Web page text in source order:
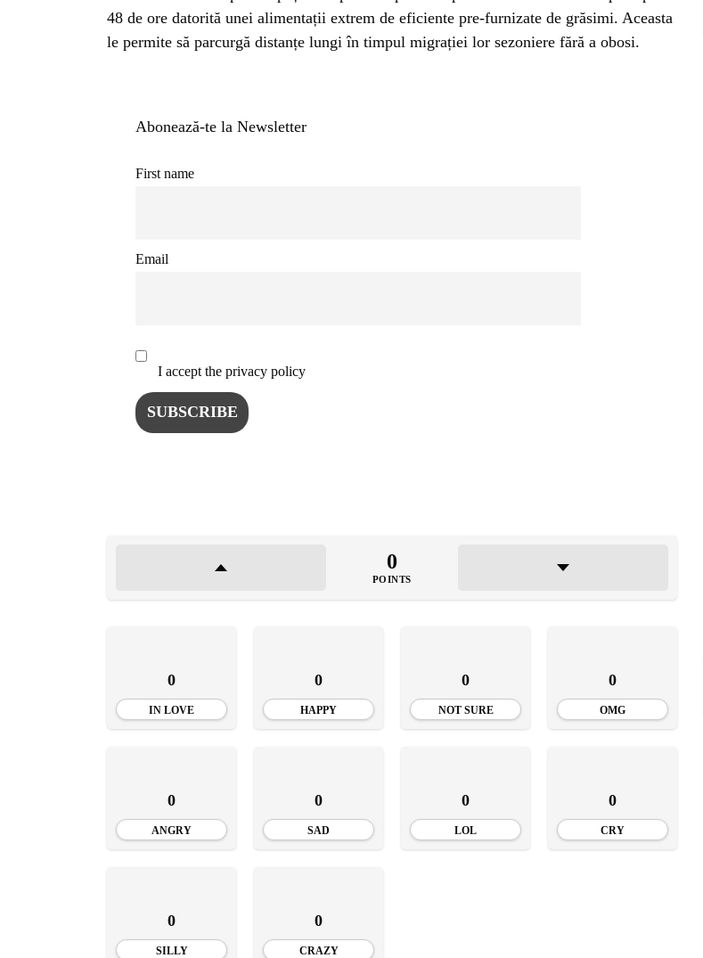
48 de ore datorită unei alimentații extrem de eficiente pre-furnizate de grăsimi. Aceasta
le permite să parcurgă distanțe lungi în timpul migrației lor sezoniere fără a obosi.
Abonează-te la Newsletter
First name
Email
I accept the privacy policy
0
POINTS
0
IN LOVE
0
HAPPY
0
NOT SURE
0
OMG
0
ANGRY
0
SAD
0
LOL
0
CRY
0
SILLY
0
CRAZY
TRAVEL
INGRIJIRE
ȘTIINȚA
ANIMALE
INSTALEAZA